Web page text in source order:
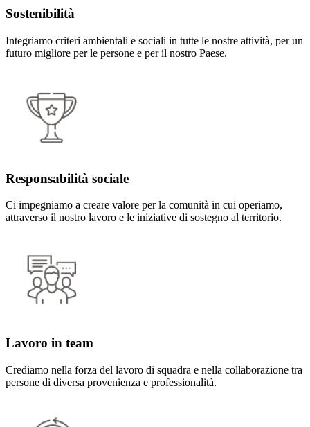
Sostenibilità
Integriamo criteri ambientali e sociali in tutte le nostre attività, per un
futuro migliore per le persone e per il nostro Paese.
Responsabilità sociale
Ci impegniamo a creare valore per la comunità in cui operiamo,
attraverso il nostro lavoro e le iniziative di sostegno al territorio.
Lavoro in team
Crediamo nella forza del lavoro di squadra e nella collaborazione tra
persone di diversa provenienza e professionalità.